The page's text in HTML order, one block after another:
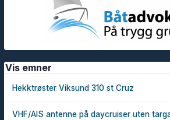
Vis emner
Hekktrøster Viksund 310 st Cruz
VHF/AIS antenne på daycruiser uten